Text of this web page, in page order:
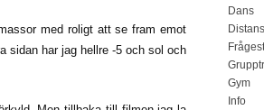
med roligt att se fram emot
sidan har jag hellre -5 och sol och
Dans
Gym
Info